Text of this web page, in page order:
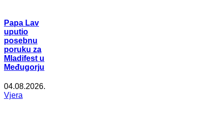
Papa Lav
uputio
posebnu
poruku za
Mladifest u
Međugorju
04.08.2026.
Vjera